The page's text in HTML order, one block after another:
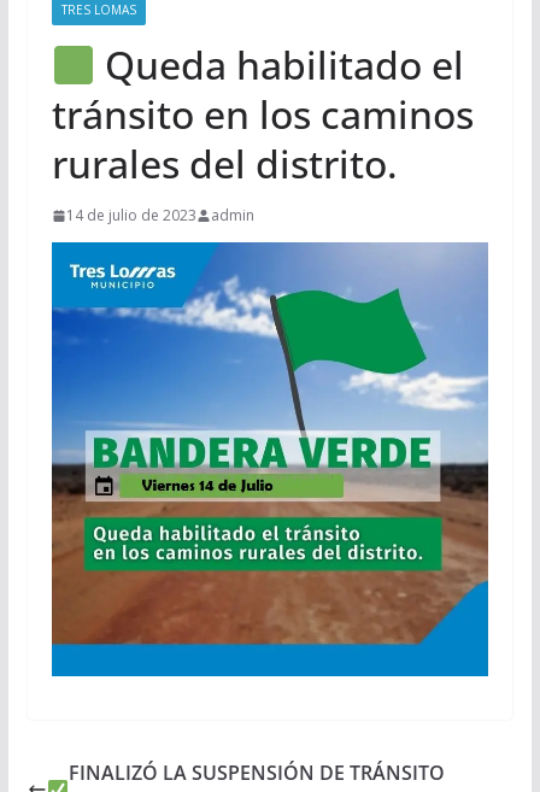
TRES LOMAS
Queda habilitado el
tránsito en los caminos
rurales del distrito.
14 de julio de 2023 admin
FINALIZÓ LA SUSPENSIÓN DE TRÁNSITO